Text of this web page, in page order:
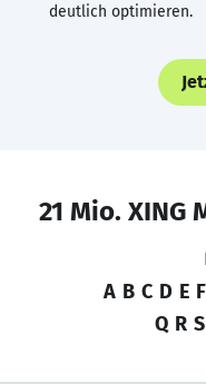
deutlich optimieren.
21 Mio. XING
A B C D E F
Q R S